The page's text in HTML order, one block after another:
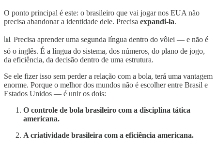
O ponto principal é este: o brasileiro que vai jogar nos EUA não
precisa abandonar a identidade dele. Precisa expandi-la.
📊 Precisa aprender uma segunda língua dentro do vôlei — e não é
só o inglês. É a língua do sistema, dos números, do plano de jogo,
da eficiência, da decisão dentro de uma estrutura.
Se ele fizer isso sem perder a relação com a bola, terá uma vantagem
enorme. Porque o melhor dos mundos não é escolher entre Brasil e
Estados Unidos — é unir os dois:
O controle de bola brasileiro com a disciplina tática
americana.
A criatividade brasileira com a eficiência americana.